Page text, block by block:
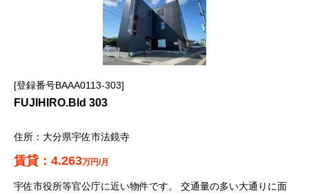
登録番号BAAA0113-303
FUJIHIRO.Bld 303
大分県宇佐市法鏡寺
4.263万円/月
宇佐市役所等官公庁に近い物件です。 交通量の多い大通りに面